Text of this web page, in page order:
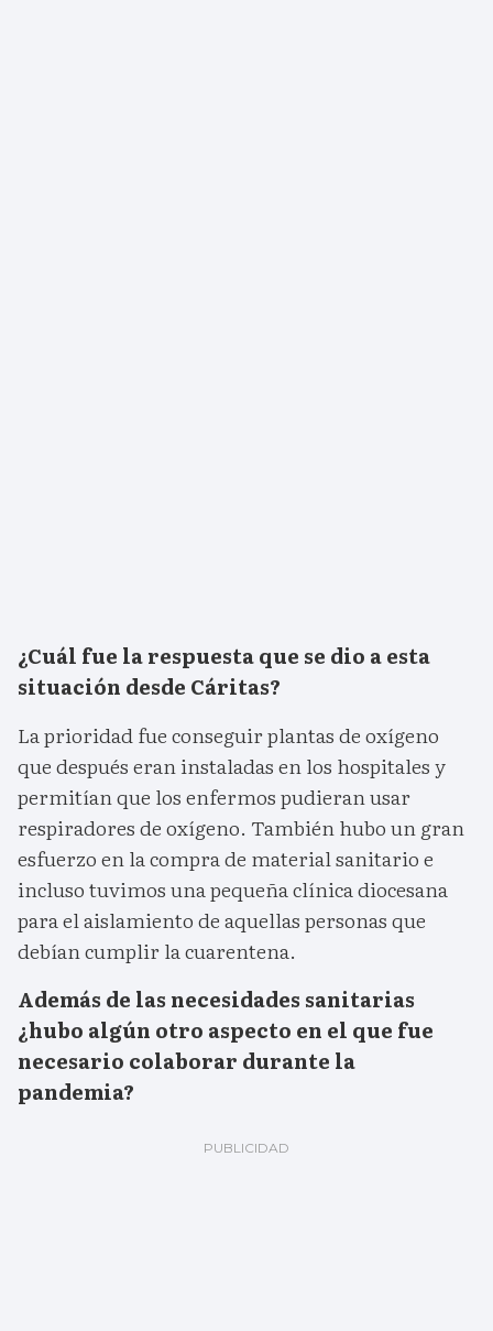
¿Cuál fue la respuesta que se dio a esta
situación desde Cáritas?
La prioridad fue conseguir plantas de oxígeno
que después eran instaladas en los hospitales y
permitían que los enfermos pudieran usar
respiradores de oxígeno. También hubo un gran
esfuerzo en la compra de material sanitario e
incluso tuvimos una pequeña clínica diocesana
para el aislamiento de aquellas personas que
debían cumplir la cuarentena.
Además de las necesidades sanitarias
¿hubo algún otro aspecto en el que fue
necesario colaborar durante la
pandemia?